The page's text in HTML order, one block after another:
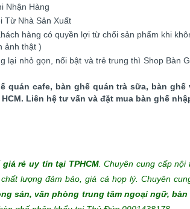
Nhận Hàng
Từ Nhà Sản Xuất
hàng có quyền lợi từ chối sản phẩm khi
ảnh thật )
lại nhỏ gọn, nổi bật và trẻ trung thì Shop Bàn
quán cafe, bàn ghế quán trà sữa, bàn
Liên hệ tư vấn và đặt mua bàn ghế
rẻ uy tín tại TPHCM. Chuyên cung cấp nội
lượng đảm bảo, giá cả hợp lý. Chuyên
sản, văn phòng trung tâm ngoại ngữ,